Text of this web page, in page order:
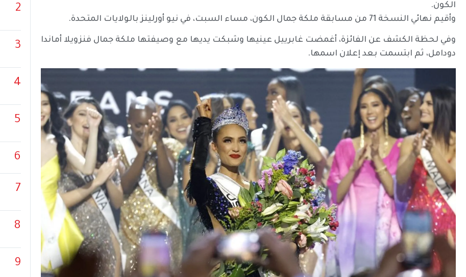
الكون.
وأقيم نهائي النسخة 71 من مسابقة ملكة جمال الكون، مساء السبت، في نيو أورلينز بالولايات المتحدة.
وفي لحظة الكشف عن الفائزة، أغمضت غابرييل عينيها وشبكت يديها مع وصيفتها ملكة جمال فنزويلا أماندا
دودامل، ثم ابتسمت بعد إعلان اسمها.
2
3
4
5
6
7
8
9